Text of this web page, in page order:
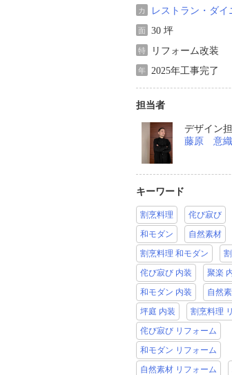
カ レストラン・ダイ
面 30 坪
特 リフォーム改装
年 2025年工事完了
担当者
デザイン
藤原 意織
キーワード
割烹料理 侘び寂び
和モダン
自然素材
割烹料理 和モダン
侘び寂び 内装
聚楽
和モダン 内装
自然
坪庭 内装
割烹料理
侘び寂び リフォーム
和モダン リフォーム
自然素材 リフォーム